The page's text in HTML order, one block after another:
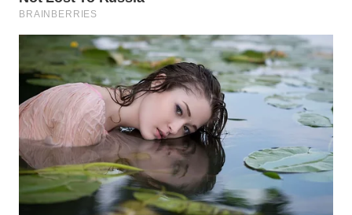
WN
WN
MAJALENGKA
WN
SUBANG
WN
SUKABUMI